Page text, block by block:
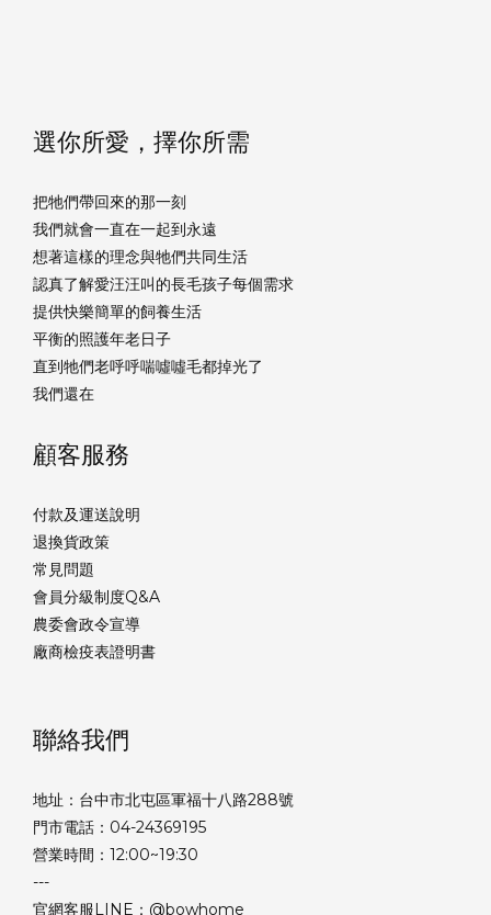
選你所愛，擇你所需
把牠們帶回來的那一刻
我們就會一直在一起到永遠
想著這樣的理念與牠們共同生活
認真了解愛汪汪叫的長毛孩子每個需求
提供快樂簡單的飼養生活
平衡的照護年老日子
直到牠們老呼呼喘噓噓毛都掉光了
我們還在
顧客服務
付款及運送說明
退換貨政策
常見問題
會員分級制度Q&A
農委會政令宣導
廠商檢疫表證明書
聯絡我們
地址：台中市北屯區軍福十八路288號
門市電話：04-24369195
營業時間：12:00~19:30
---
官網客服LINE：@bowhome